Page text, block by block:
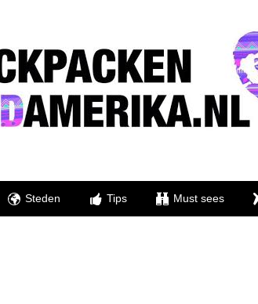
Steden Tips Must sees